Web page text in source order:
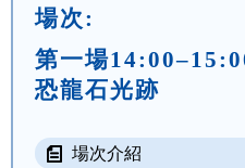
場次:
第一場
恐龍石光跡
場次介紹